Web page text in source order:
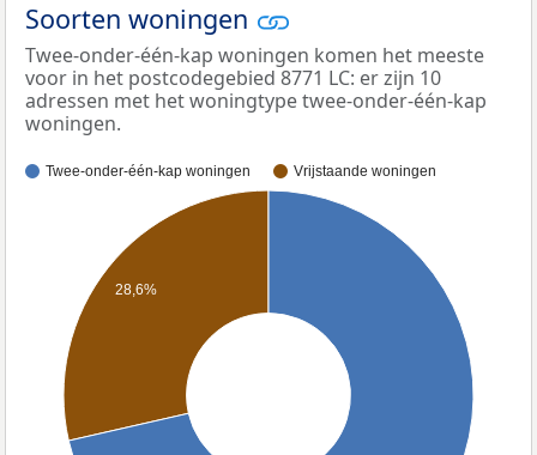
Soorten woningen
Twee-onder-één-kap woningen komen het meeste
voor in het postcodegebied 8771 LC: er zijn 10
adressen met het woningtype twee-onder-één-kap
woningen.
Twee-onder-één-kap woningen Vrijstaande woningen
28,6%